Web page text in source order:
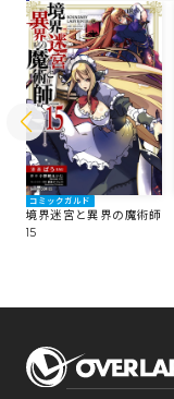
コミックガルド
境界迷宮と異界の魔術師
15